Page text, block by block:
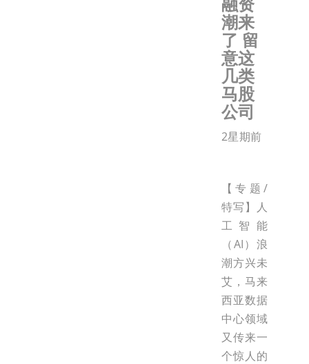
潮来
了 留
意这
几类
马股
公司
2星期前
【专题/
特写】人
工智能
（AI）浪
潮方兴未
艾，马来
西亚数据
中心领域
又传来一
个惊人的